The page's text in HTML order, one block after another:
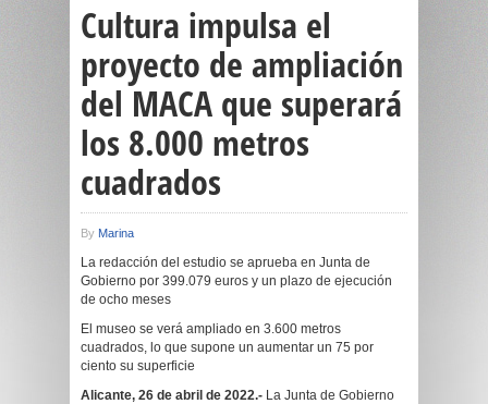
Cultura impulsa el
proyecto de ampliación
del MACA que superará
los 8.000 metros
cuadrados
By Marina
La redacción del estudio se aprueba en Junta de
Gobierno por 399.079 euros y un plazo de ejecución
de ocho meses
El museo se verá ampliado en 3.600 metros
cuadrados, lo que supone un aumentar un 75 por
ciento su superficie
Alicante, 26 de abril de 2022.- La Junta de Gobierno